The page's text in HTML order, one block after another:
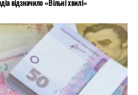
відзначило «Вільні хвилі»